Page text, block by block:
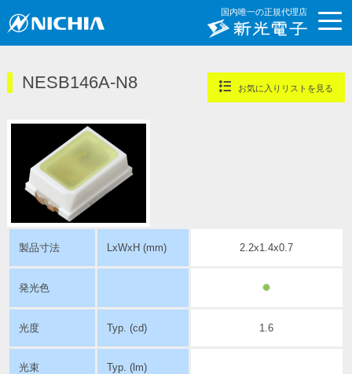
国内唯一の正規代理店
NESB146A-N8 お気に入りリストを見る
製品寸法 LxWxH (mm) 2.2x1.4x0.7
発光色
光度 Typ. (cd) 1.6
光束 Typ. (lm)